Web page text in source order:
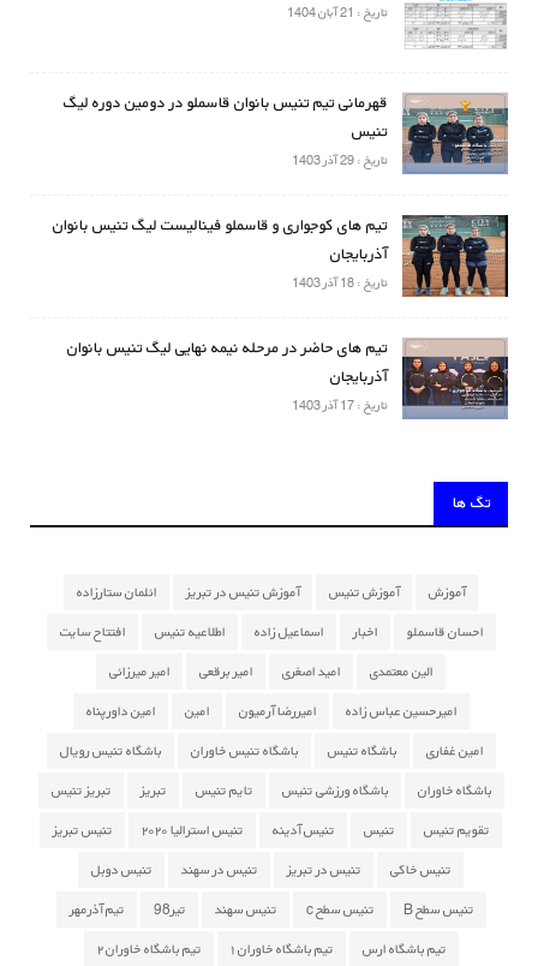
تاریخ : 21 آبان 1404
قهرمانی تیم تنیس بانوان قاسملو در دومین دوره لیگ
تنیس
تاریخ : 29 آذر 1403
تیم های کوجواری و قاسملو فینالیست لیگ تنیس بانوان
آذربایجان
تاریخ : 18 آذر 1403
تیم های حاضر در مرحله نیمه نهایی لیگ تنیس بانوان
آذربایجان
تاریخ : 17 آذر 1403
تگ ها
آموزش آموزش تنیس آموزش تنیس در تبریز ائلمان ستارزاده
احسان قاسملو اخبار اسماعیل زاده اطلاعیه تنیس افتتاح سایت
الین معتمدی امید اصغری امیر برقعی امیر میرزائی
امیرحسین عباس زاده امیررضا آرمیون امین امین داورپناه
امین غفاری باشگاه تنیس باشگاه تنیس خاوران باشگاه تنیس رویال
باشگاه خاوران باشگاه ورزشی تنیس تایم تنیس تبریز تبریز تنیس
تقویم تنیس تنیس تنیس آدینه تنیس استرالیا ۲۰۲۰ تنیس تبریز
تنیس خاکی تنیس در تبریز تنیس در سهند تنیس دوبل
تنیس سطح B تنیس سطح c تنیس سهند تیر98 تیم آذرمهر
تیم باشگاه ارس تیم باشگاه خاوران ۱ تیم باشگاه خاوران ۲